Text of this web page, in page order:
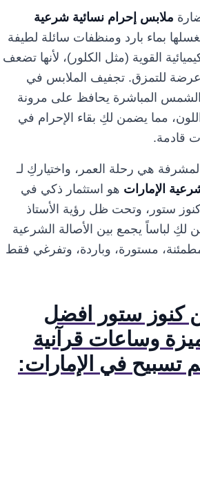
ملابس إحرام نسائية شرعية
بماء بارد ومنظفات سائلة لطيفة
القوية (مثل الكلور)، لأنها تضعف
عرضة للتمزق. تجفيف الملابس في
المباشرة يحافظ على مرونة
مما يضمن لكِ بقاء الإحرام في
قادمة.
هي رحلة العمر، واختياركِ لـ
الإمارات هو استثمار ذكي في
ستور، وتحت ظل رؤية الأستاذ
لكِ لباساً يجمع بين الأصالة الشرعية
مستورة، وباردة، وتفرغي فقط
كنوز ستور افضل
وساعات قرآنية
تسبيح في الإمارات: